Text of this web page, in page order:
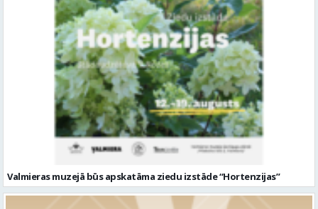
Valmieras muzejā būs apskatāma ziedu izstāde “Hortenzijas”